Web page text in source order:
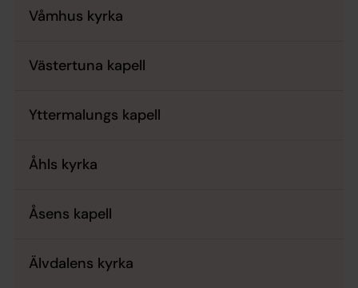
Våmhus kyrka
Västertuna kapell
Yttermalungs kapell
Åhls kyrka
Åsens kapell
Älvdalens kyrka